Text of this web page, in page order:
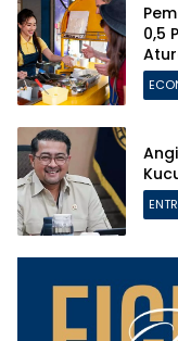
0,5